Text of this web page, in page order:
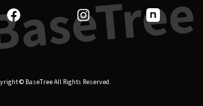
© BaseTree All Rights Reserved.